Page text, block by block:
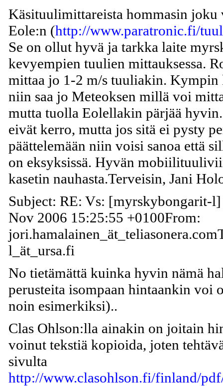
Käsituulimittareista hommasin joku
Eole:n (http://www.paratronic.fi/
Se on ollut hyvä ja tarkka laite
kevyempien tuulien mittauksessa.
mittaa jo 1-2 m/s tuuliakin. Kympin
niin saa jo Meteoksen millä voi
mutta tuolla Eolellakin pärjää
eivät kerro, mutta jos sitä ei pysty
päättelemään niin voisi sanoa että
on eksyksissä. Hyvän
kasetin nauhasta.Terveisin, Jani
Subject: RE: Vs: [myrskybongarit-
Nov 2006 15:25:55 +0100From:
l_ät_ursa.fi
No tietämättä kuinka hyvin nämä
perusteita isompaan hintaankin voi
noin esimerkiksi)..
Clas Ohlson:lla ainakin on joitain
voinut tekstiä kopioida, joten
sivulta
http://www.clasohlson.fi/finland/